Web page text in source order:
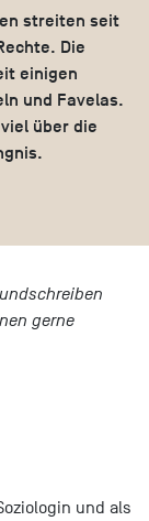
streiten seit
Die
einigen
und Favelas.
über die
gerne
und als